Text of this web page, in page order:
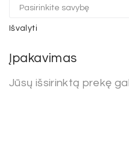
Išvalyti
Įpakavimas
Jūsų išsirinktą prekę